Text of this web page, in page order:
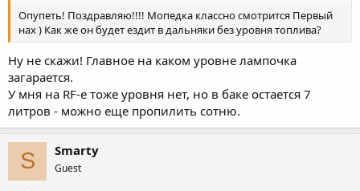
Опупеть! Поздравляю!!!! Мопедка классно смотрится Первый
нах ) Как же он будет ездит в дальняки без уровня топлива?
Ну не скажи! Главное на каком уровне лампочка
загарается.
У мня на RF-е тоже уровня нет, но в баке остается 7
литров - можно еще пропилить сотню.
S Smarty
Guest